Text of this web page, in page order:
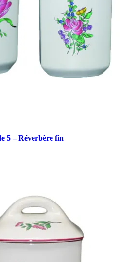
5 – Réverbère fin